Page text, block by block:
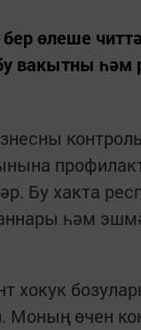
өлеше
вакытны һәм
Бу хакта
һәм
хокук
Моның өчен